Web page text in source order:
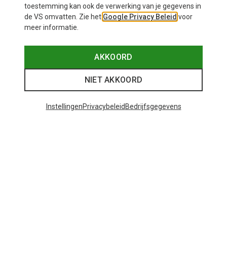
toestemming kan ook de verwerking van je gegevens in
de VS omvatten. Zie het Google Privacy Beleid voor
meer informatie.
AKKOORD
NIET AKKOORD
InstellingenPrivacybeleid Bedrijfsgegevens